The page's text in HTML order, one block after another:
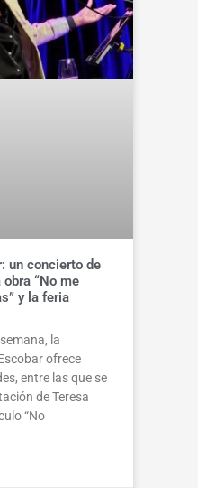
un concierto de
“No me
y la feria
la
ofrece
entre las que se
de Teresa
“No